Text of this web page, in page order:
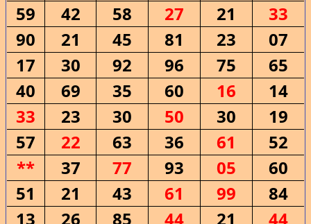
59
42 58 27 21
33
90
21 45 81 23
07
17
30 92 96 75
65
40
69 35 60 16
14
33
23 30 50 30
19
57
22 63 36 61
52
**
37 77 93 05
60
51
21 43 61 99
84
13
26 85 44 21 44